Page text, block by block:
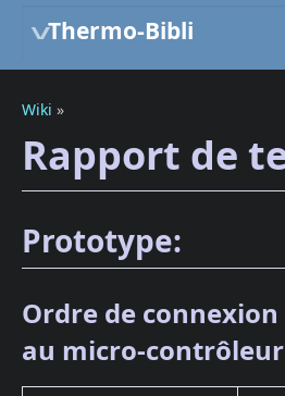
Thermo-Bibli
Wiki »
Rapport de
Prototype:
Ordre de
au micro-contrôleur